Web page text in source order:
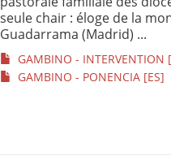
seule chair : éloge de la
Guadarrama (Madrid) ...
GAMBINO - INTERVENTION
GAMBINO - PONENCIA [ES]